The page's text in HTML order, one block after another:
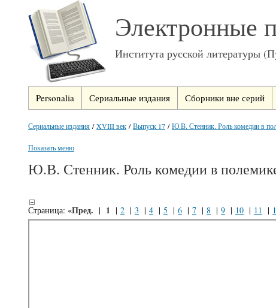
Электронные
Института русской литературы
Personalia Сериальные издания Сборники вне серий
Сериальные издания /XVIII век /Выпуск 17 /Ю.В. Стенник. Роль комедии в
Показать меню
Ю.В. Стенник. Роль комедии в
Страница: «Пред. | 1 | 2 | 3 | 4 | 5 | 6 | 7 | 8 | 9 | 10 | 11 |